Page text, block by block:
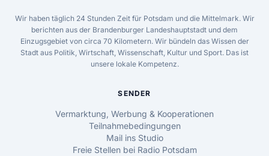
Wir haben täglich 24 Stunden Zeit für Potsdam und die Mittelmark. Wir
berichten aus der Brandenburger Landeshauptstadt und dem
Einzugsgebiet von circa 70 Kilometern. Wir bündeln das Wissen der
Stadt aus Politik, Wirtschaft, Wissenschaft, Kultur und Sport. Das ist
unsere lokale Kompetenz.
SENDER
Vermarktung, Werbung & Kooperationen
Teilnahmebedingungen
Mail ins Studio
Freie Stellen bei Radio Potsdam